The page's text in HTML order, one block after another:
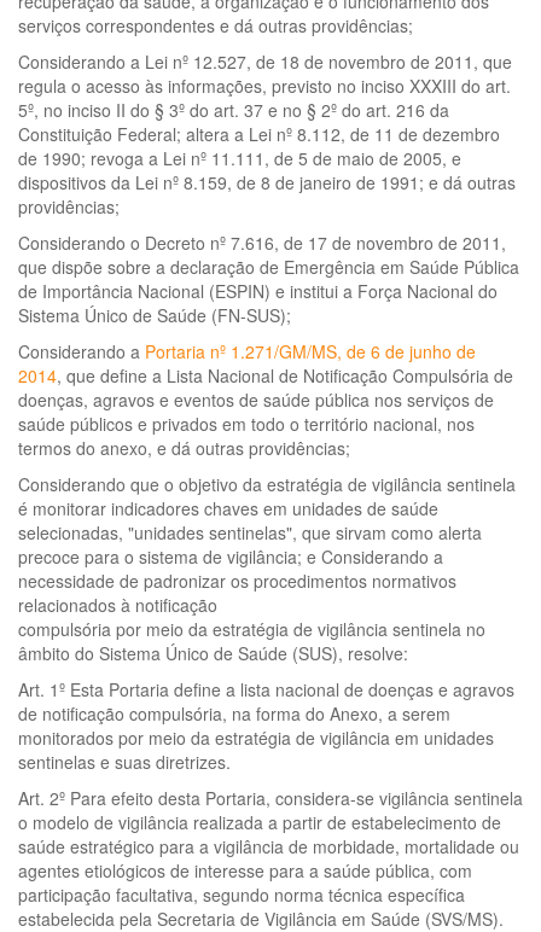
serviços correspondentes e dá outras providências;
Considerando a Lei nº 12.527, de 18 de novembro de 2011, que
regula o acesso às informações, previsto no inciso XXXIII do art.
5º, no inciso II do § 3º do art. 37 e no § 2º do art. 216 da
Constituição Federal; altera a Lei nº 8.112, de 11 de dezembro
de 1990; revoga a Lei nº 11.111, de 5 de maio de 2005, e
dispositivos da Lei nº 8.159, de 8 de janeiro de 1991; e dá outras
providências;
Considerando o Decreto nº 7.616, de 17 de novembro de 2011,
que dispõe sobre a declaração de Emergência em Saúde Pública
de Importância Nacional (ESPIN) e institui a Força Nacional do
Sistema Único de Saúde (FN-SUS);
Considerando a Portaria nº 1.271/GM/MS, de 6 de junho de
2014, que define a Lista Nacional de Notificação Compulsória de
doenças, agravos e eventos de saúde pública nos serviços de
saúde públicos e privados em todo o território nacional, nos
termos do anexo, e dá outras providências;
Considerando que o objetivo da estratégia de vigilância sentinela
é monitorar indicadores chaves em unidades de saúde
selecionadas, "unidades sentinelas", que sirvam como alerta
precoce para o sistema de vigilância; e Considerando a
necessidade de padronizar os procedimentos normativos
relacionados à notificação
compulsória por meio da estratégia de vigilância sentinela no
âmbito do Sistema Único de Saúde (SUS), resolve:
Art. 1º Esta Portaria define a lista nacional de doenças e agravos
de notificação compulsória, na forma do Anexo, a serem
monitorados por meio da estratégia de vigilância em unidades
sentinelas e suas diretrizes.
Art. 2º Para efeito desta Portaria, considera-se vigilância sentinela
o modelo de vigilância realizada a partir de estabelecimento de
saúde estratégico para a vigilância de morbidade, mortalidade ou
agentes etiológicos de interesse para a saúde pública, com
participação facultativa, segundo norma técnica específica
estabelecida pela Secretaria de Vigilância em Saúde (SVS/MS).